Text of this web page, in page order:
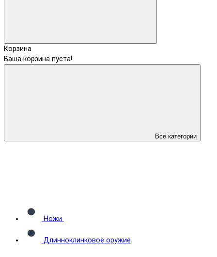
Корзина
Ваша корзина пуста!
Все категории
Ножи
Длинноклинковое оружие